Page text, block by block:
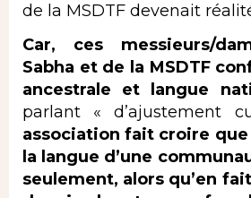
de la MSDTF devenait
Car, ces messieurs/
Sabha et de la MSDTF
ancestrale et langue
parlant « d’ajustement
association fait croire
la langue d’une
seulement, alors qu’en